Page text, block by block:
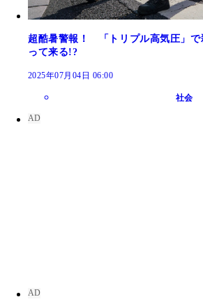
超酷暑警報！ 「トリプル高気圧」
って来る!?
2025年07月04日 06:00
社会